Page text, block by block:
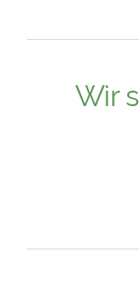
Wir